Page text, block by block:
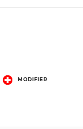
MODIFIER